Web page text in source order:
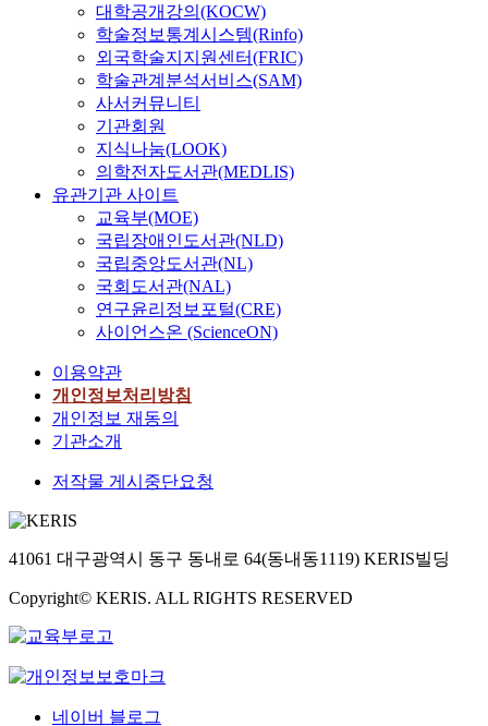
대학공개강의(KOCW)
학술정보통계시스템(Rinfo)
외국학술지지원센터(FRIC)
학술관계분석서비스(SAM)
사서커뮤니티
기관회원
지식나눔(LOOK)
의학전자도서관(MEDLIS)
유관기관 사이트
교육부(MOE)
국립장애인도서관(NLD)
국립중앙도서관(NL)
국회도서관(NAL)
연구윤리정보포털(CRE)
사이언스온 (ScienceON)
이용약관
개인정보처리방침
개인정보 재동의
기관소개
저작물 게시중단요청
41061 대구광역시 동구 동내로 64(동내동1119) KERIS빌딩
Copyright© KERIS. ALL RIGHTS RESERVED
네이버 블로그